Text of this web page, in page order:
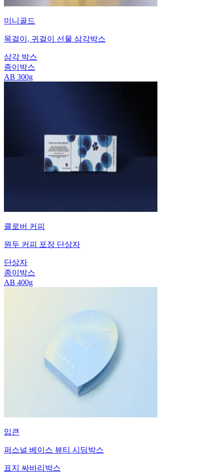
미니골드
목걸이, 귀걸이 선물 삼각박스
삼각 박스
종이박스
AB 300g
클로버 커피
원두 커피 포장 단상자
단상자
종이박스
AB 400g
입큰
퍼스널 베이스 뷰티 시딩박스
표지 싸바리박스